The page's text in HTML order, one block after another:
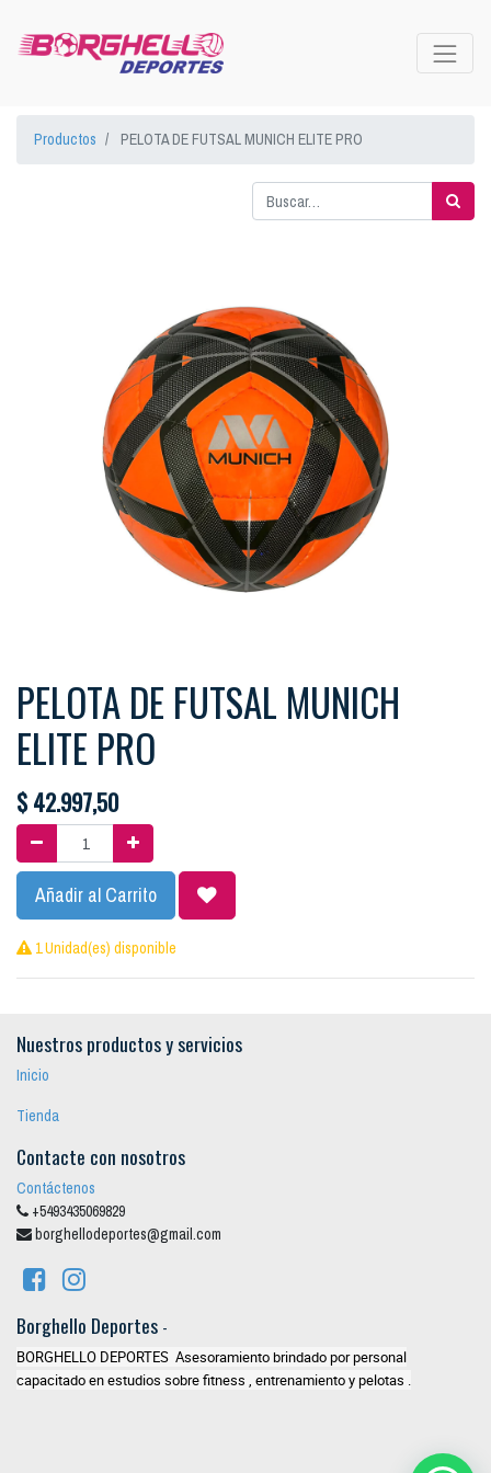
Productos PELOTA DE FUTSAL MUNICH ELITE PRO
PELOTA DE FUTSAL MUNICH
ELITE PRO
$42.997,50
Añadir al Carrito
1 Unidad(es) disponible
Nuestros productos y servicios
Inicio
Tienda
Contacte con nosotros
Contáctenos
+5493435069829
borghellodeportes@gmail.com
Borghello Deportes -
BORGHELLO DEPORTES Asesoramiento brindado por personal
capacitado en estudios sobre fitness , entrenamiento y pelotas .